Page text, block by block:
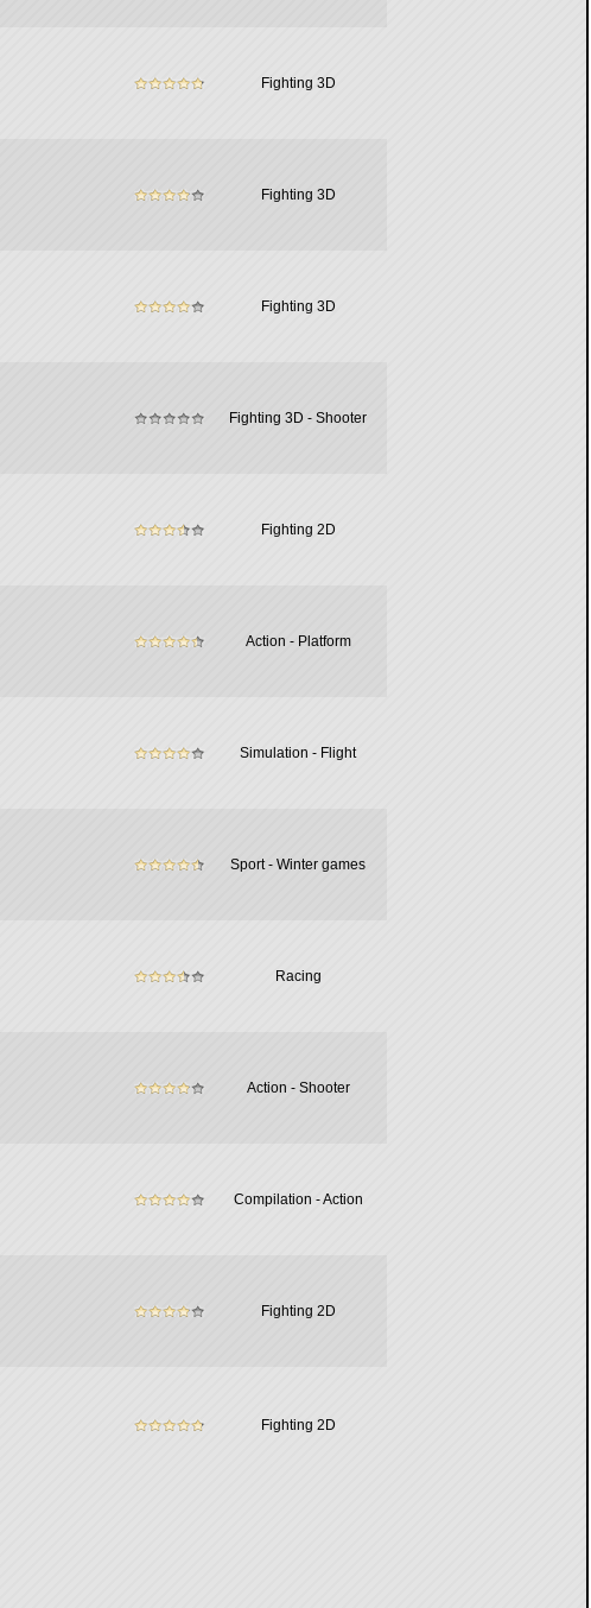
Fighting 3D
Fighting 3D
Fighting 3D
Fighting 3D - Shooter
Fighting 2D
Action - Platform
Simulation - Flight
Sport - Winter games
Racing
Action - Shooter
Compilation - Action
Fighting 2D
Fighting 2D